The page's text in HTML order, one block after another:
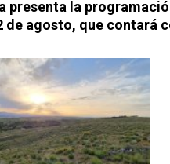
presenta la
de agosto, que contará